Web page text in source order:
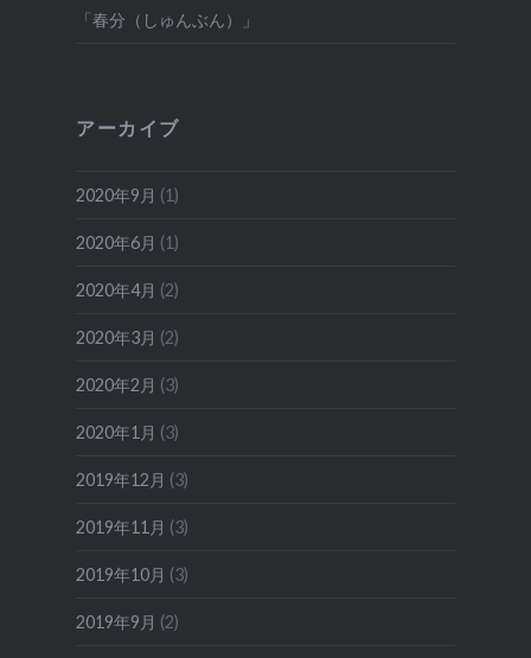
「春分（しゅんぶん）」
アーカイブ
2020年9月 (1)
2020年6月 (1)
2020年4月 (2)
2020年3月 (2)
2020年2月 (3)
2020年1月 (3)
2019年12月 (3)
2019年11月 (3)
2019年10月 (3)
2019年9月 (2)